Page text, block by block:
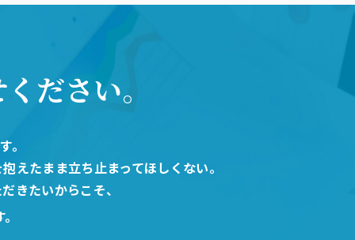
ださい。
。
えたまま立ち止まってほしくない。
きたいからこそ、